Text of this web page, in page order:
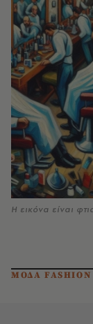
H εικόνα είναι
ΜΟΔΑ FASHION